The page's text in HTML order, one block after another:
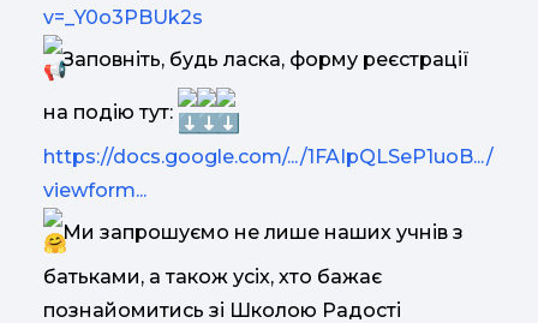
v=_Y0o3PBUk2s
Заповніть, будь ласка, форму реєстрації
на подію тут:
https://docs.google.com/.../1FAIpQLSeP1uoB.../
viewform...
Ми запрошуємо не лише наших учнів з
батьками, а також усіх, хто бажає
познайомитись зі Школою Радості